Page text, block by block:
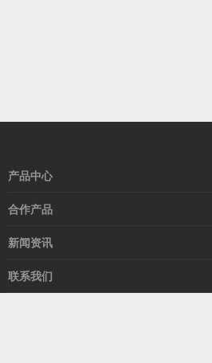
产品中心
高速线缆
以太网交换机
合作产品
希捷硬盘
新闻资讯
行业动态
技术视角
联系我们